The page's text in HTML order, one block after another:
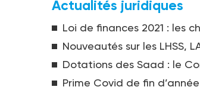
Actualités juridiques
Loi de finances 2021 : les
Nouveautés sur les LHSS,
Dotations des Saad : le
Prime Covid de fin